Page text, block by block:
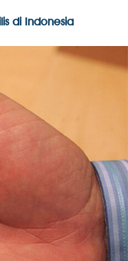
di Indonesia